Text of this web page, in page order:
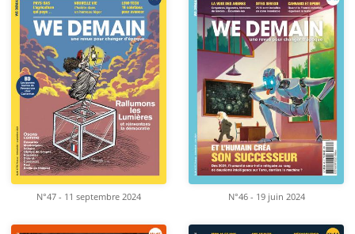
N°47 - 11 septembre 2024 N°46 - 19 juin 2024